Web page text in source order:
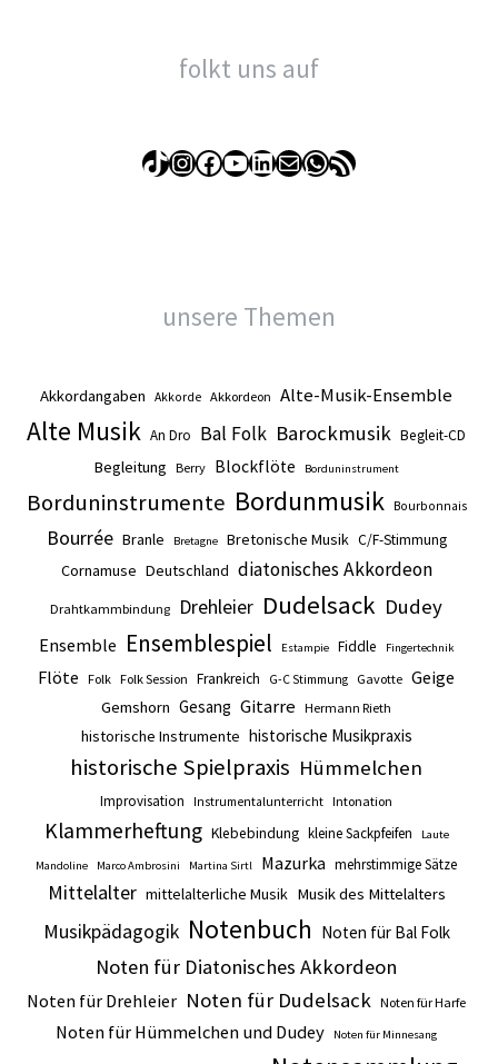
folkt uns auf
TikTok
Instagram
Facebook
YouTube
LinkedIn
E-MailWhatsApp
RSS-Feed
unsere Themen
Akkordangaben Akkorde Akkordeon Alte-Musik-Ensemble
Alte Musik An Dro Bal Folk Barockmusik Begleit-CD
Begleitung Berry Blockflöte Borduninstrument
Borduninstrumente Bordunmusik Bourbonnais
Bourrée Branle Bretagne Bretonische Musik C/F-Stimmung
Cornamuse Deutschland diatonisches Akkordeon
Drahtkammbindung Drehleier Dudelsack Dudey
Ensemble Ensemblespiel Estampie Fiddle Fingertechnik
Flöte Folk Folk Session Frankreich G-C Stimmung Gavotte Geige
Gemshorn Gesang Gitarre Hermann Rieth
historische Instrumente historische Musikpraxis
historische Spielpraxis Hümmelchen
Improvisation Instrumentalunterricht Intonation
Klammerheftung Klebebindung kleine Sackpfeifen Laute
Mandoline Marco Ambrosini Martina Sirtl Mazurka mehrstimmige Sätze
Mittelalter mittelalterliche Musik Musik des Mittelalters
Musikpädagogik Notenbuch Noten für Bal Folk
Noten für Diatonisches Akkordeon
Noten für Drehleier Noten für Dudelsack Noten für Harfe
Noten für Hümmelchen und Dudey Noten für Minnesang